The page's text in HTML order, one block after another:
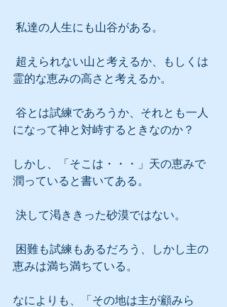
私達の人生にも山谷がある。
霊的な恵みの高さと考えるか。
になって神と対峙するときなのか？
しかし、「そこは・・・」天の恵みで
潤っていると書いてある。
決して渇ききった砂漠ではない。
恵みは満ち満ちている。
なによりも、「その地は主が顧みら